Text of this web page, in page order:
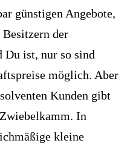
günstigen Angebote,
der
Du ist, nur so sind
möglich. Aber
Kunden gibt
In
kleine